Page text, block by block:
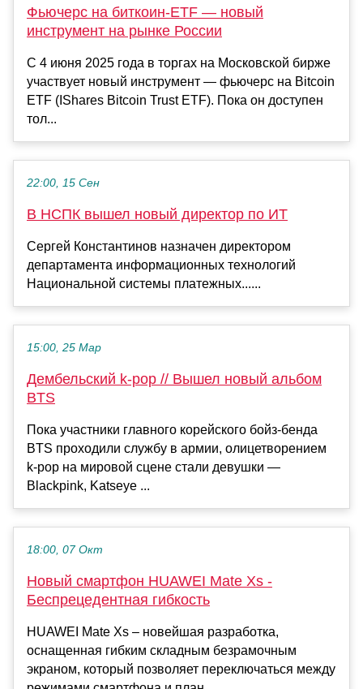
Фьючерс на биткоин-ETF — новый
инструмент на рынке России
С 4 июня 2025 года в торгах на Московской бирже
участвует новый инструмент — фьючерс на Bitcoin
ETF (IShares Bitcoin Trust ETF). Пока он доступен
тол...
22:00, 15 Сен
В НСПК вышел новый директор по ИТ
Сергей Константинов назначен директором
департамента информационных технологий
Национальной системы платежных......
15:00, 25 Мар
Дембельский k-pop // Вышел новый альбом
BTS
Пока участники главного корейского бойз-бенда
BTS проходили службу в армии, олицетворением
k-pop на мировой сцене стали девушки —
Blackpink, Katseye ...
18:00, 07 Окт
Новый смартфон HUAWEI Mate Xs -
Беспрецедентная гибкость
HUAWEI Mate Xs – новейшая разработка,
оснащенная гибким складным безрамочным
экраном, который позволяет переключаться между